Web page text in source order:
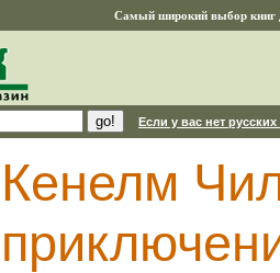
Самый широкий выбор книг
Если у вас нет
Кенелм